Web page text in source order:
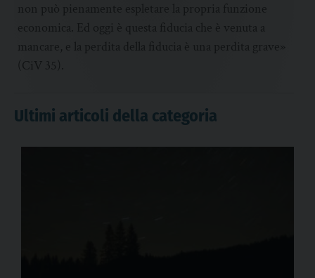
non può pienamente espletare la propria funzione
economica. Ed oggi è questa fiducia che è venuta a
mancare, e la perdita della fiducia è una perdita grave»
(CiV 35).
Ultimi articoli della categoria